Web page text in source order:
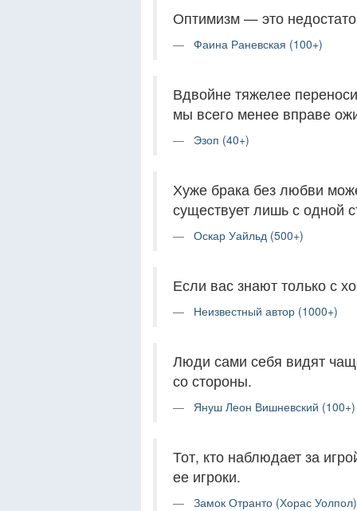
Оптимизм — это
Фаина Раневская (100+)
Вдвойне тяжелее
мы всего менее вправе
Эзоп (40+)
Хуже брака без любви
существует лишь с одной
Оскар Уайльд (500+)
Если вас знают только с
Неизвестный автор (1000+)
Люди сами себя видят
со стороны.
Януш Леон Вишневский (100+)
Тот, кто наблюдает за
ее игроки.
Замок Отранто (Хорас